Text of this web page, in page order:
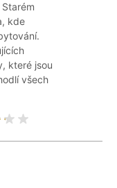
kde
které jsou
všech